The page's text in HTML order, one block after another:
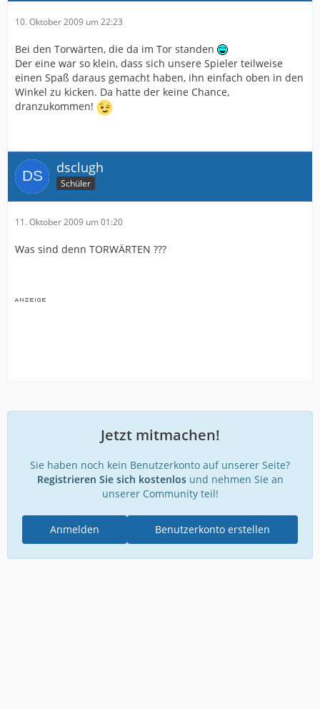
10. Oktober 2009 um 22:23
Bei den Torwärten, die da im Tor standen
Der eine war so klein, dass sich unsere Spieler teilweise
einen Spaß daraus gemacht haben, ihn einfach oben in den
Winkel zu kicken. Da hatte der keine Chance,
dranzukommen!
dsclugh
Schüler
11. Oktober 2009 um 01:20
Was sind denn TORWÄRTEN ???
Jetzt mitmachen!
Sie haben noch kein Benutzerkonto auf unserer Seite?
Registrieren Sie sich kostenlosund nehmen Sie an
unserer Community teil!
Benutzerkonto erstellen
Anmelden